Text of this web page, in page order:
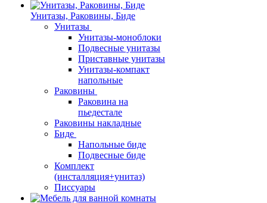
Унитазы, Раковины, Биде
Унитазы
Унитазы-моноблоки
Подвесные унитазы
Приставные унитазы
Унитазы-компакт
напольные
Раковины
Раковина на
пьедестале
Раковины накладные
Биде
Напольные биде
Подвесные биде
Комплект
(инсталляция+унитаз)
Писсуары